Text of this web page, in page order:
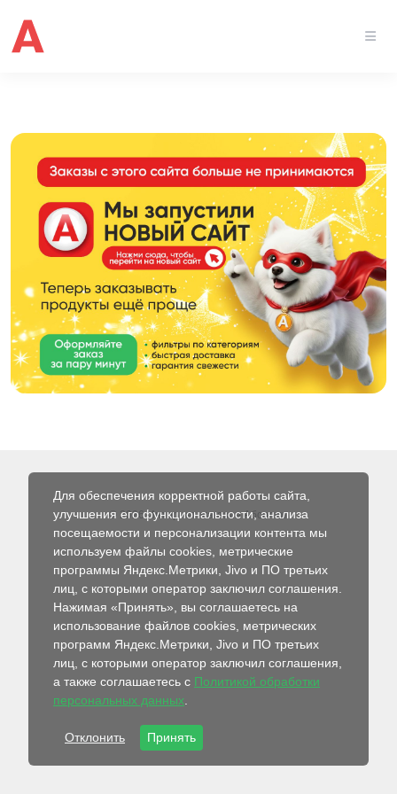
© 2026 Интернет-магазин Абсолют
Для обеспечения корректной работы сайта,
улучшения его функциональности, анализа
посещаемости и персонализации контента мы
используем файлы cookies, метрические
программы Яндекс.Метрики, Jivo и ПО третьих
лиц, с которыми оператор заключил соглашения.
Нажимая «Принять», вы соглашаетесь на
использование файлов cookies, метрических
программ Яндекс.Метрики, Jivo и ПО третьих
лиц, с которыми оператор заключил соглашения,
а также соглашаетесь с Политикой обработки
персональных данных
Отклонить Принять